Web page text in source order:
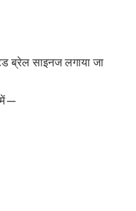
ब्रेल साइनज लगाया जा
में—